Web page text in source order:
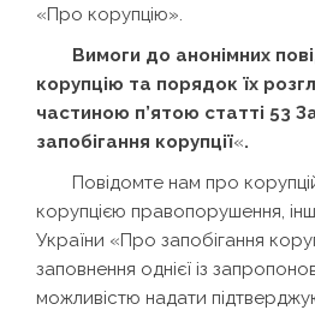
«Про корупцію».
Вимоги до анонімних
корупцію та порядок їх
частиною п’ятою статті 53
запобігання корупції«.
Повідомте нам про
корупцією правопорушення,
України «Про запобігання
заповнення однієї із
можливістю надати